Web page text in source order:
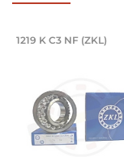
Тип чашки
Цилиндрическая
Овальные
Смазочный
Смазочный
Для автомобилей:
HYUNDAI HD 160,
HYUNDAI HD500,
разводной
Подшипник
Подшипник
1219 K C3 NF (ZKL)